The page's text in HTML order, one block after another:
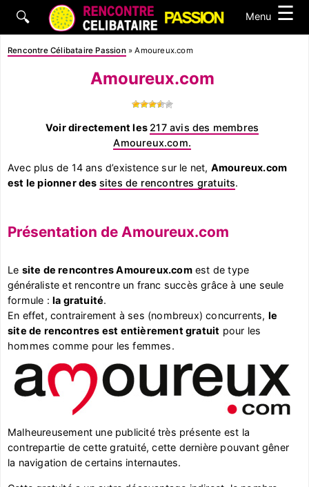
🔍 Menu ☰
Rencontre Célibataire Passion »Amoureux.com
Amoureux.com
Voir directement les 217 avis des membres
Amoureux.com.
Avec plus de 14 ans d’existence sur le net, Amoureux.com
est le pionner des sites de rencontres gratuits.
Présentation de Amoureux.com
Le site de rencontres Amoureux.comest de type
généraliste et rencontre un franc succès grâce à une seule
formule : la gratuité.
En effet, contrairement à ses (nombreux) concurrents, le
site de rencontres est entièrement gratuit pour les
hommes comme pour les femmes.
Malheureusement une publicité très présente est la
contrepartie de cette gratuité, cette dernière pouvant gêner
la navigation de certains internautes.